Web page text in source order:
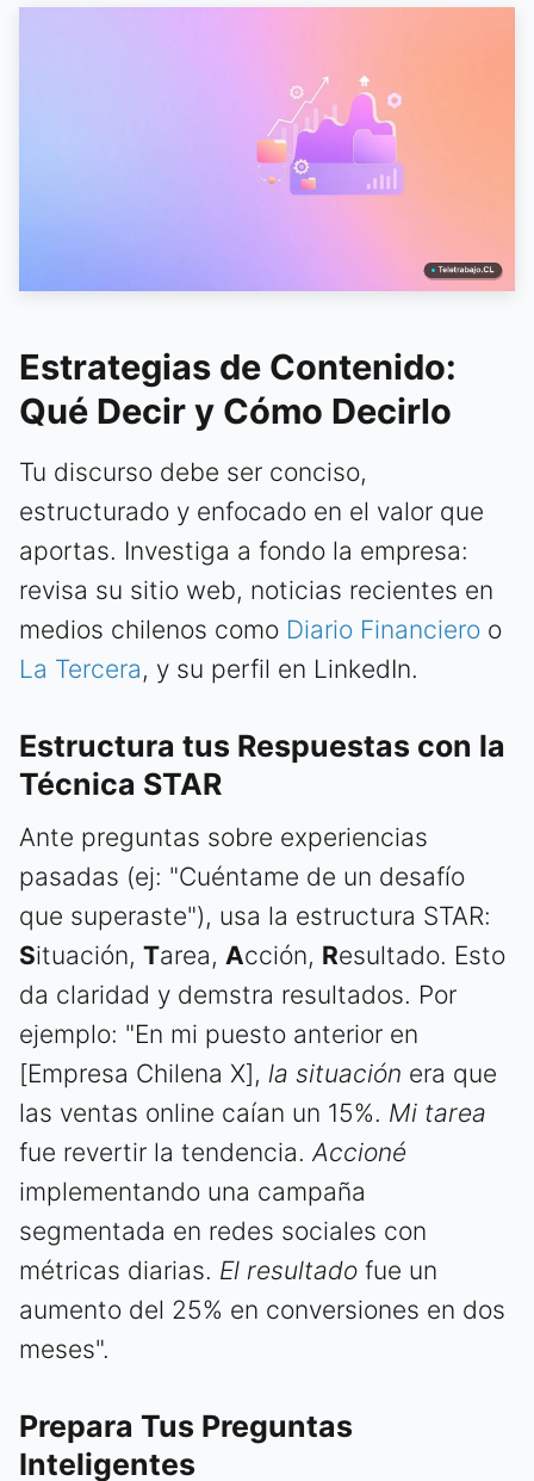
Estrategias de Contenido:
Qué Decir y Cómo Decirlo
Tu discurso debe ser conciso,
estructurado y enfocado en el valor que
aportas. Investiga a fondo la empresa:
revisa su sitio web, noticias recientes en
medios chilenos como Diario Financiero o
La Tercera, y su perfil en LinkedIn.
Estructura tus Respuestas con la
Técnica STAR
Ante preguntas sobre experiencias
pasadas (ej: "Cuéntame de un desafío
que superaste"), usa la estructura STAR:
Situación, Tarea, Acción, Resultado. Esto
da claridad y demstra resultados. Por
ejemplo: "En mi puesto anterior en
[Empresa Chilena X], la situación era que
las ventas online caían un 15%. Mi tarea
fue revertir la tendencia. Accioné
implementando una campaña
segmentada en redes sociales con
métricas diarias. El resultado fue un
aumento del 25% en conversiones en dos
meses".
Prepara Tus Preguntas
Inteligentes